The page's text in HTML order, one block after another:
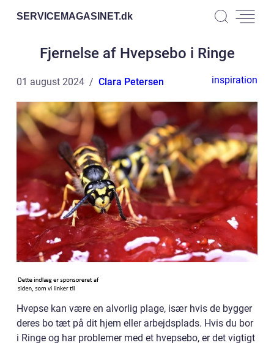
SERVICEMAGASINET.dk
Fjernelse af Hvepsebo i Ringe
01 august 2024 Clara Petersen inspiration
Hvepse kan være en alvorlig plage, især hvis de bygger
deres bo tæt på dit hjem eller arbejdsplads. Hvis du bor
i Ringe og har problemer med et hvepsebo, er det vigtigt